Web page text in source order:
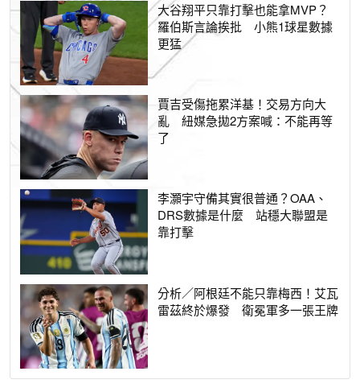
大谷翔平只靠打擊也能拿MVP？
羅伯斯言論挨批 小熊1球星數據
更猛
賈吉受傷拖累洋基！交易方向大
亂 紐媒急拋2方案喊：不能再等
了
李灝宇守備其實很普通？OAA、
DRS數據是什麼 站穩大聯盟是
靠打擊
分析／阿根廷不能只靠梅西！艾瓦
雷茲終於爆發 衛冕軍多一張王牌